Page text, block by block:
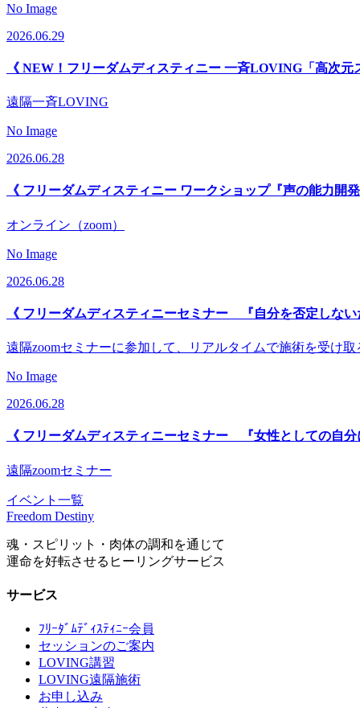
No Image
2026.06.29
《 NEW！フリーダムディスティニー 一斉LOVING「高次元
遠隔一斉LOVING
No Image
2026.06.28
《 フリーダムディスティニー ワークショップ『声の能力開発
オンライン（zoom）
No Image
2026.06.28
《 フリーダムディスティニーセミナー 『自分を否定しな
遠隔zoomセミナーに参加して、リアルタイムで施術を受け
No Image
2026.06.28
《 フリーダムディスティニーセミナー 『女性としての自分
遠隔zoomセミナー
イベント一覧
Freedom Destiny
魂・スピリット・肉体の調和を通じて
運命を好転させるヒーリングサービス
サービス
ﾌﾘｰﾀﾞﾑﾃﾞｨｽﾃｨﾆｰ会員
セッションのご案内
LOVING講習
LOVING遠隔施術
お申し込み